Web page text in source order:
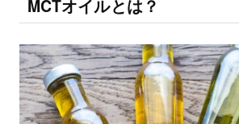
MCTオイルとは？